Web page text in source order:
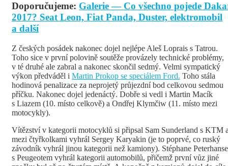
Doporučujeme: Galerie — Co všechno pojede
2017? Seat Leon, Fiat Panda, Duster, elektromobil
a další
Z českých posádek nakonec dojel nejlépe Aleš Loprais s Tatrou.
Toho sice v první polovině soutěže provázely technické problémy,
v té druhé ale zabral a nakonec skončil sedmý. Velmi sympatický
výkon předváděl i Martin Prokop se speciálem Ford. Toho stála
hodinová penalizace za neprojetý průjezdní bod celkovou sedmou
příčku. Nakonec dojel jedenáctý. Dobře si vedl i Martin Macík
s Liazem (10. místo celkově) a Ondřej Klymčiw (11. místo mezi
motocykly).
Vítězství v kategorii motocyklů si připsal Sam Sunderland s KTM
mezi čtyřkolkami vyhrál Sergey Karyakin (je to poprvé, co ruský
závodník vyhrál jinou kategorii než kamiony). Stéphane
s Peugeotem vyhrál kategorii automobilů, přičemž první vůz jiné